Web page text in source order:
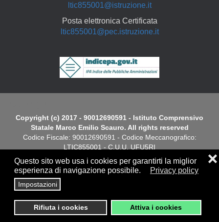
Questo sito web usa i cookies per garantirti la miglior
esperienza di navigazione possibile.
Privacy policy
Impostazioni
Rifiuta i cookies Attiva i cookies
❌
ltic855001@istruzione.it
Posta elettronica Certificata
ltic855001@pec.istruzione.it
Copyright (c) 2017 - 90012690591 - Istituto Comprensivo
Statale Marco Emilio Scauro. All rights reserved
Codice Fiscale: 90012690591 - Codice Meccanografico:
LTIC855001 - C.U.U. UFU5RI
Dichiarazione di Accessibilità
Reader